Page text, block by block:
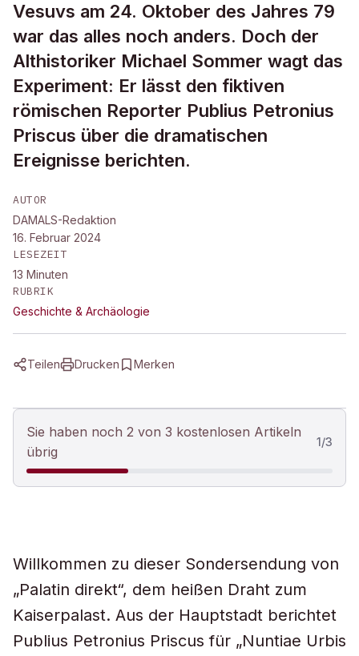
Vesuvs am 24. Oktober des Jahres 79
war das alles noch anders. Doch der
Althistoriker Michael Sommer wagt das
Experiment: Er lässt den fiktiven
römischen Reporter Publius Petronius
Priscus über die dramatischen
Ereignisse berichten.
AUTOR
DAMALS-Redaktion
16. Februar 2024
LESEZEIT
13 Minuten
RUBRIK
Geschichte & Archäologie
Teilen Drucken Merken
Sie haben noch 2 von 3 kostenlosen Artikeln
übrig
1/3
Willkommen zu dieser Sondersendung von
„Palatin direkt“, dem heißen Draht zum
Kaiserpalast. Aus der Hauptstadt berichtet
Publius Petronius Priscus für „Nuntiae Urbis